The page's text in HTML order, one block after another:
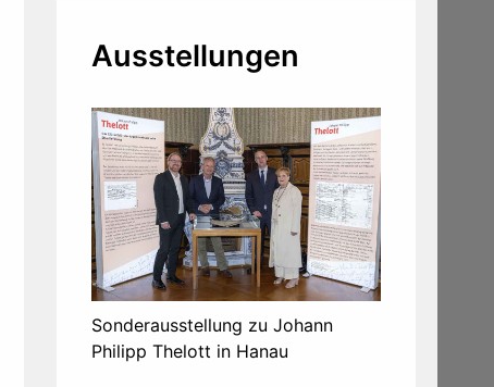
Ausstellungen
Sonderausstellung zu Johann
Philipp Thelott in Hanau